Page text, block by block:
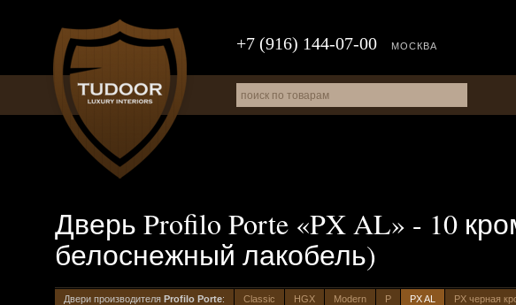
+7 (916) 144-07-00 МОСКВА
Дверь Profilo Porte «PX AL» - 10
белоснежный лакобель)
Двери производителя Profilo Porte: Classic HGX Modern P PX AL PX черная